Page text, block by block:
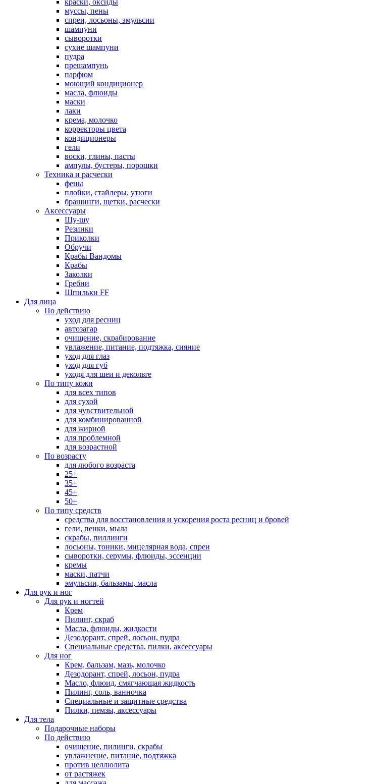
краски, оксиды
муссы, пены
спреи, лосьоны, эмульсии
шампуни
сыворотки
сухие шампуни
пудра
прешампунь
парфюм
моющий кондиционер
масла, флюиды
маски
лаки
крема, молочко
корректоры цвета
кондиционеры
гели
воски, глины, пасты
ампулы, бустеры, порошки
Техника и расчески
фены
плойки, стайлеры, утюги
брашинги, щетки, расчески
Аксессуары
Шу-шу
Резинки
Приколки
Обручи
Крабы Вандомы
Крабы
Заколки
Гребни
Шпильки FF
Для лица
По действию
уход для ресниц
автозагар
очищение, скрабирование
увлажение, питание, подтяжка, сияние
уход для глаз
уход для губ
уходя для шеи и декольте
По типу кожи
для всех типов
для сухой
для чувствительной
для комбинированной
для жирной
для проблемной
для возрастной
По возрасту
для любого возраста
25+
35+
45+
50+
По типу средств
средства для восстановления и ускорения роста ресниц и бровей
гели, пенки, мыла
скрабы, пиллинги
лосьоны, тоники, мицелярная вода, спреи
сыворотки, серумы, флюиды, эссенции
кремы
маски, патчи
эмульсии, бальзамы, масла
Для рук и ног
Для рук и ногтей
Крем
Пилинг, скраб
Масла, флюиды, жидкости
Дезодорант, спрей, лосьон, пудра
Специальные средства, пилки, аксессуары
Для ног
Крем, бальзам, мазь, молочко
Дезодорант, спрей, лосьон, пудра
Масло, флюид, смягчающая жидкость
Пилинг, соль, ванночка
Специальные и защитные средства
Пилки, пемзы, аксессуары
Для тела
Подарочные наборы
По действию
очищение, пилинги, скрабы
увлажнение, питание, подтяжка
против целлюлита
от растяжек